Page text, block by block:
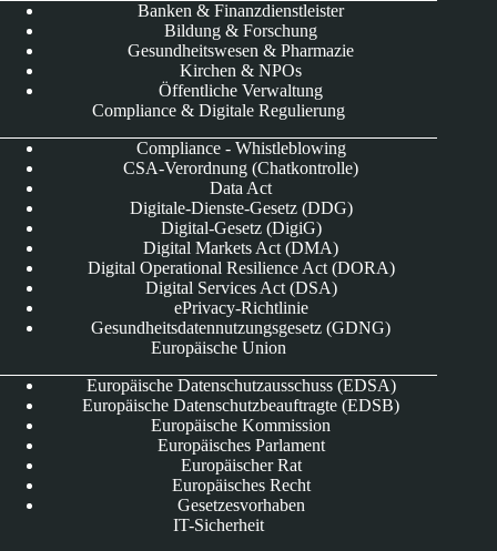
Banken & Finanzdienstleister
Bildung & Forschung
Gesundheitswesen & Pharmazie
Kirchen & NPOs
Öffentliche Verwaltung
Compliance & Digitale Regulierung
Compliance - Whistleblowing
CSA-Verordnung (Chatkontrolle)
Data Act
Digitale-Dienste-Gesetz (DDG)
Digital-Gesetz (DigiG)
Digital Markets Act (DMA)
Digital Operational Resilience Act (DORA)
Digital Services Act (DSA)
ePrivacy-Richtlinie
Gesundheitsdatennutzungsgesetz (GDNG)
Europäische Union
Europäische Datenschutzausschuss (EDSA)
Europäische Datenschutzbeauftragte (EDSB)
Europäische Kommission
Europäisches Parlament
Europäischer Rat
Europäisches Recht
Gesetzesvorhaben
IT-Sicherheit